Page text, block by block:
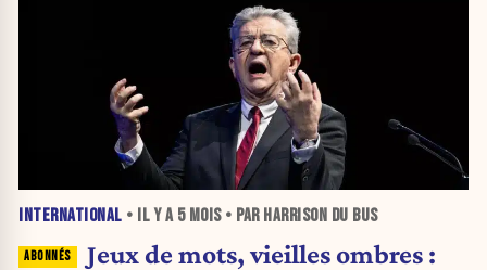
INTERNATIONAL • IL Y A 5 MOIS• PAR HARRISON DU BUS
Jeux de mots, vieilles ombres :